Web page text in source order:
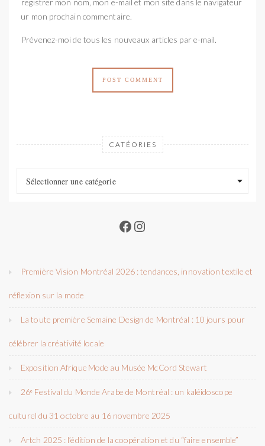
pour mon prochain commentaire.
Prévenez-moi de tous les nouveaux articles par e-mail.
CATÉORIES
Sélectionner une catégorie
Facebook
Instagram
Première Vision Montréal 2026 : tendances, innovation textile et
réflexion sur la mode
La toute première Semaine Design de Montréal : 10 jours pour
célébrer la créativité locale
Exposition Afrique Mode au Musée McCord Stewart
26ᵉ Festival du Monde Arabe de Montréal : un kaléidoscope
culturel du 31 octobre au 16 novembre 2025
Artch 2025 : l’édition de la coopération et du “faire ensemble”